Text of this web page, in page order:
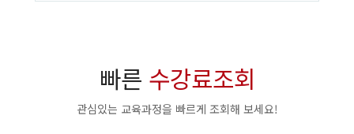
빠른 수강료조회
관심있는 교육과정을 빠르게 조회해 보세요!